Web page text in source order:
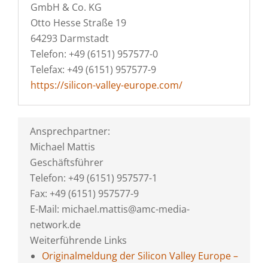
GmbH & Co. KG
Otto Hesse Straße 19
64293 Darmstadt
Telefon: +49 (6151) 957577-0
Telefax: +49 (6151) 957577-9
https://silicon-valley-europe.com/
Ansprechpartner:
Michael Mattis
Geschäftsführer
Telefon: +49 (6151) 957577-1
Fax: +49 (6151) 957577-9
E-Mail: michael.mattis@amc-media-
network.de
Weiterführende Links
Originalmeldung der Silicon Valley Europe –